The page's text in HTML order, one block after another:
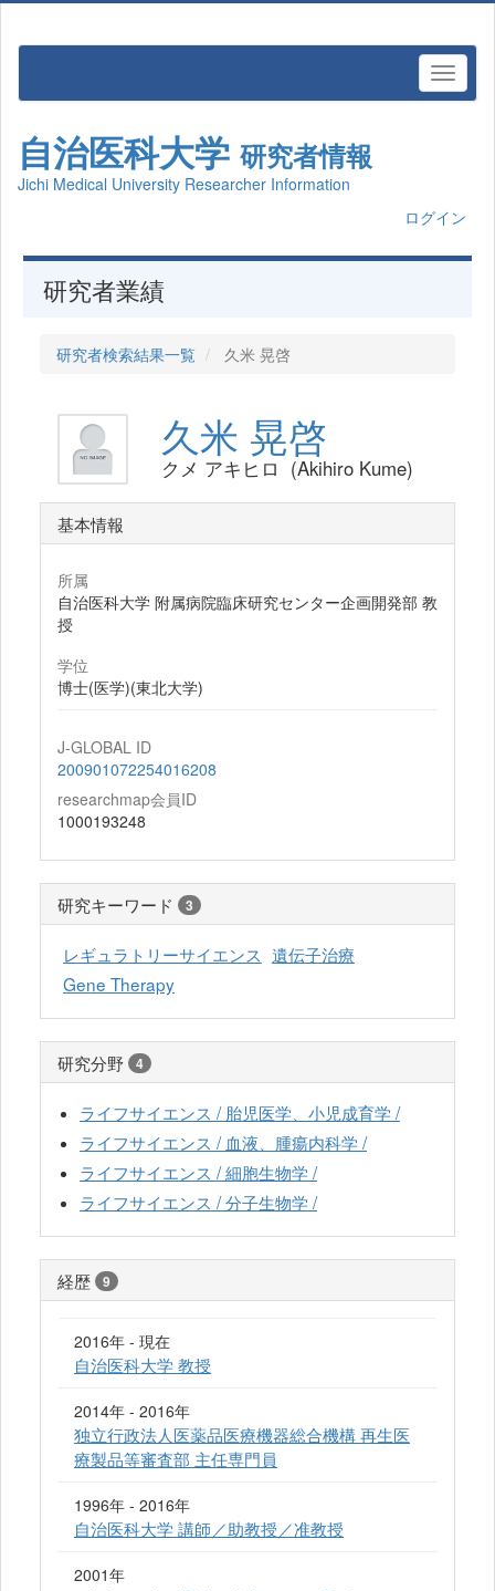
自治医科大学 研究者情報
Jichi Medical University Researcher Information
ログイン
研究者業績
研究者検索結果一覧 久米 晃啓
久米 晃啓
クメ アキヒロ (Akihiro Kume)
基本情報
所属
自治医科大学 附属病院臨床研究センター企画開発部 教
授
学位
博士(医学)(東北大学)
J-GLOBAL ID
200901072254016208
researchmap会員ID
1000193248
研究キーワード 3
レギュラトリーサイエンス 遺伝子治療
Gene Therapy
研究分野 4
ライフサイエンス / 胎児医学、小児成育学 /
ライフサイエンス / 血液、腫瘍内科学 /
ライフサイエンス / 細胞生物学 /
ライフサイエンス / 分子生物学 /
経歴 9
2016年 - 現在
自治医科大学 教授
2014年 - 2016年
独立行政法人医薬品医療機器総合機構 再生医
療製品等審査部 主任専門員
1996年 - 2016年
自治医科大学 講師／助教授／准教授
2001年